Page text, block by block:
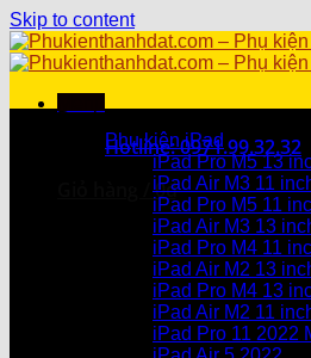
Skip to content
Hotline: 0971.99.32.32
Giỏ hàng /0₫
Chưa có sản phẩm
Chưa có sản phẩm trong giỏ
Danh mục sản phẩm
Phụ kiện iPad
iPad Pro M5 13
iPad Air M3 11
iPad Pro M5 11
iPad Air M3 13
iPad Pro M4 11
iPad Air M2 13
iPad Pro M4 13
iPad Air M2 11
iPad Pro 11 2022